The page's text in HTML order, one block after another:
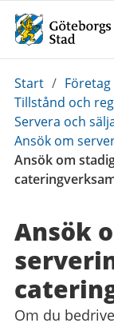
Du
är
här:
Start /
Tillstånd och
Servera och
Ansök om
Ansök om
Ansök
Om du